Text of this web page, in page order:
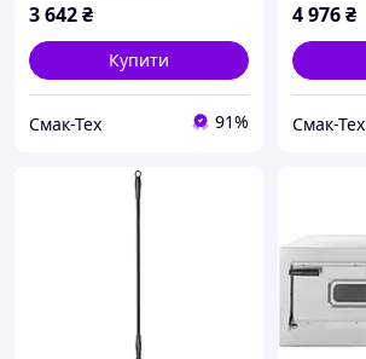
3 642₴
Купити
Смак-Тех 91%
4 976₴
Смак-Тех